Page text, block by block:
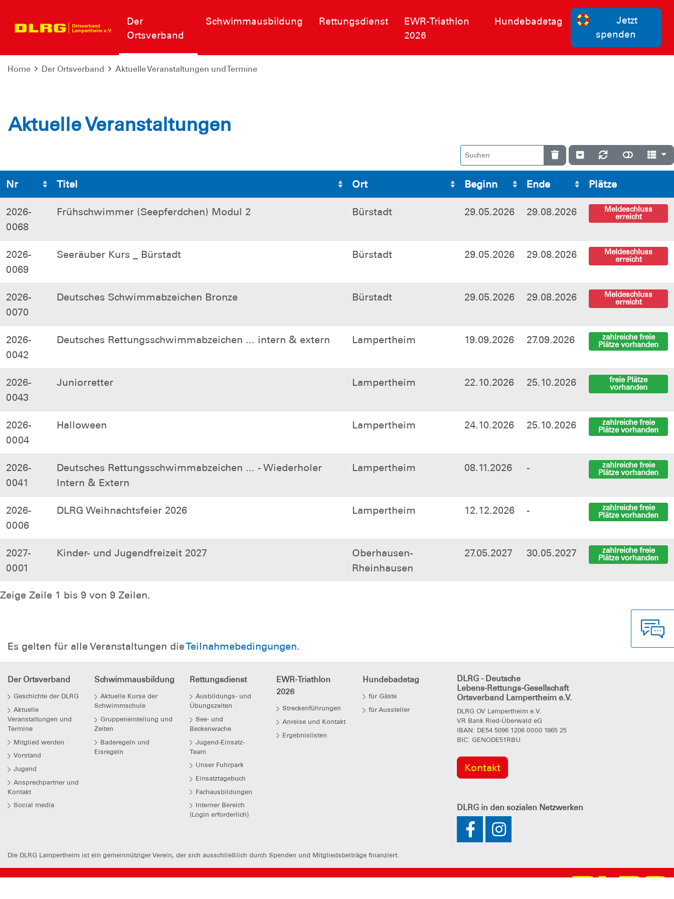
Der
Ortsverband
Schwimmausbildung Rettungsdienst
EWR-Triathlon
2026
Hundebadetag
Jetzt
spenden
Home Der Ortsverband Aktuelle Veranstaltungen und Termine
Aktuelle Veranstaltungen
Nr Titel Ort Beginn Ende Plätze
2026-
0068
Frühschwimmer (Seepferdchen) Modul 2 Bürstadt 29.05.2026 29.08.2026
Meldeschluss
erreicht
2026-
0069
Seeräuber Kurs _ Bürstadt Bürstadt 29.05.2026 29.08.2026
Meldeschluss
erreicht
2026-
0070
Deutsches Schwimmabzeichen Bronze Bürstadt 29.05.2026 29.08.2026
Meldeschluss
erreicht
2026-
0042
Deutsches Rettungsschwimmabzeichen ... intern & extern Lampertheim 19.09.2026 27.09.2026
zahlreiche freie
Plätze vorhanden
2026-
0043
Juniorretter Lampertheim 22.10.2026 25.10.2026
freie Plätze
vorhanden
2026-
0004
Halloween Lampertheim 24.10.2026 25.10.2026
zahlreiche freie
Plätze vorhanden
2026-
0041
Deutsches Rettungsschwimmabzeichen ... - Wiederholer
Intern & Extern
Lampertheim 08.11.2026 -
zahlreiche freie
Plätze vorhanden
2026-
0006
DLRG Weihnachtsfeier 2026 Lampertheim 12.12.2026 -
zahlreiche freie
Plätze vorhanden
2027-
0001
Kinder- und Jugendfreizeit 2027
Oberhausen-
Rheinhausen
27.05.2027 30.05.2027
zahlreiche freie
Plätze vorhanden
Zeige Zeile 1 bis 9 von 9 Zeilen.
Es gelten für alle Veranstaltungen dieTeilnahmebedingungen.
Der Ortsverband
Geschichte der DLRG
Aktuelle
Veranstaltungen und
Termine
Mitglied werden
Vorstand
Jugend
Ansprechpartner und
Kontakt
Social media
Schwimmausbildung
Aktuelle Kurse der
Schwimmschule
Gruppeneinteilung und
Zeiten
Baderegeln und
Eisregeln
Rettungsdienst
Ausbildungs- und
Übungszeiten
See- und
Beckenwache
Jugend-Einsatz-
Team
Unser Fuhrpark
Einsatztagebuch
Fachausbildungen
Interner Bereich
(Login erforderlich)
EWR-Triathlon
2026
Streckenführungen
Anreise und Kontakt
Ergebnislisten
Hundebadetag
für Gäste
für Aussteller
DLRG - Deutsche
Lebens-Rettungs-Gesellschaft
Ortsverband Lampertheim e.V.
DLRG OV Lampertheim e.V.
VR Bank Ried-Überwald eG
IBAN: DE54 5096 1206 0000 1965 25
BIC: GENODE51RBU
Kontakt
DLRG in den sozialen Netzwerken
Die DLRG Lampertheim ist ein gemeinnütziger Verein, der sich ausschließlich durch Spenden und Mitgliedsbeiträge finanziert.